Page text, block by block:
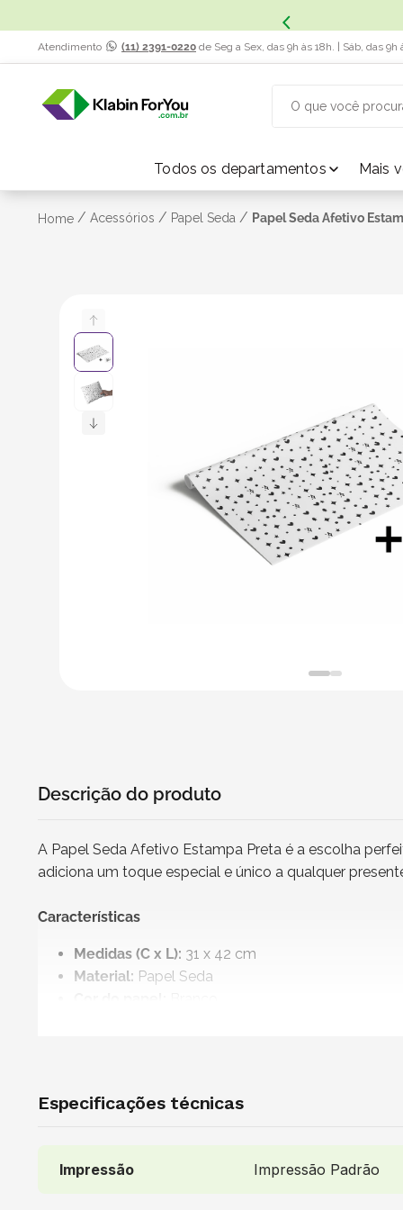
Atendimento (11) 2391-0220 de Seg a Sex, das 9h às 18h. | Sáb, das 9h
Todos os departamentos Mais
Home / Acessórios / Papel Seda / Papel Seda Afetivo
Descrição do produto
A Papel Seda Afetivo Estampa Preta é a escolha
adiciona um toque especial e único a qualquer
Características
Medidas (C x L): 31 x 42 cm
Material: Papel Seda
Com estampa de corações,
proteção extra aos itens durante o transporte,
Especificações técnicas
Impressão Impressão Padrão
TERMOS MAIS BUSCADOS
1º caixa papelão
6º caixas
café
papel semente